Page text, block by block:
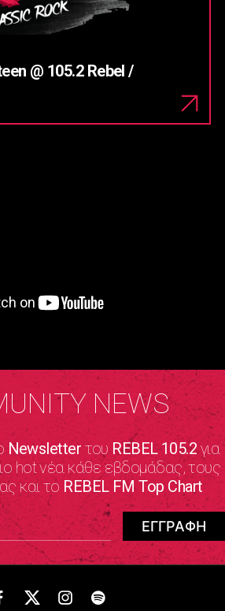
@ 105.2 Rebel /
NEWS
NewsletterτουREBEL 105.2για
hot νέα κάθε εβδομάδας, τους
και το REBEL FM Top Chart